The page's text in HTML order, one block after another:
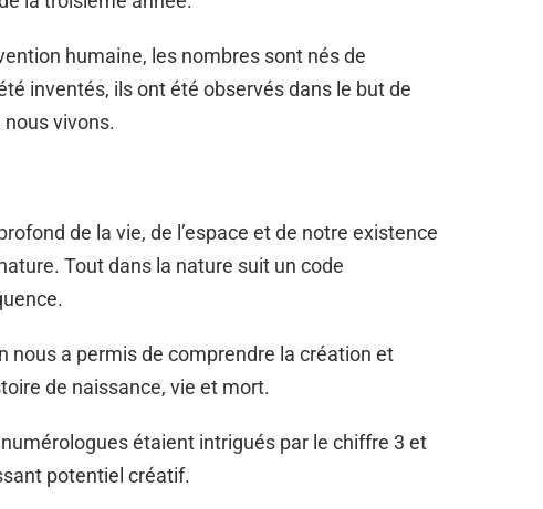
humaine, les nombres sont nés de
inventés, ils ont été observés dans le but de
nous vivons.
de la vie, de l’espace et de notre existence
Tout dans la nature suit un code
nous a permis de comprendre la création et
de naissance, vie et mort.
étaient intrigués par le chiffre 3 et
potentiel créatif.